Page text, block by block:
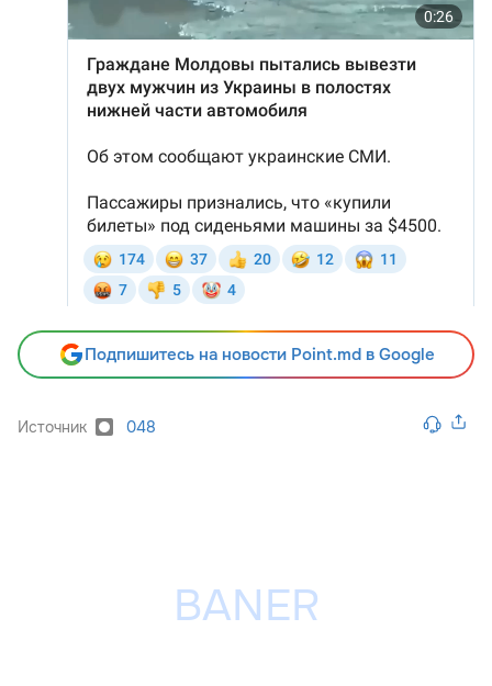
Подпишитесь на новости Point.md в Google
Источник 048